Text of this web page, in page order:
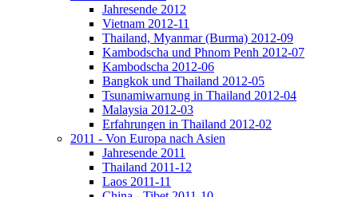
Jahresende 2012
Vietnam 2012-11
Thailand, Myanmar (Burma) 2012-09
Kambodscha und Phnom Penh 2012-07
Kambodscha 2012-06
Bangkok und Thailand 2012-05
Tsunamiwarnung in Thailand 2012-04
Malaysia 2012-03
Erfahrungen in Thailand 2012-02
2011 - Von Europa nach Asien
Jahresende 2011
Thailand 2011-12
Laos 2011-11